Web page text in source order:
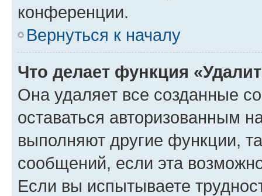
конференции.
Вернуться к началу
Что делает функция
Она удаляет все созданные
оставаться авторизованным
выполняют другие функции,
сообщений, если эта
Если вы испытываете